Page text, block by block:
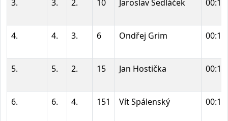
3. 3. 2. 10 Jaroslav Sedláček
4. 4. 3. 6 Ondřej Grim
5. 5. 2. 15 Jan Hostička
6. 6. 4. 151 Vít Spálenský